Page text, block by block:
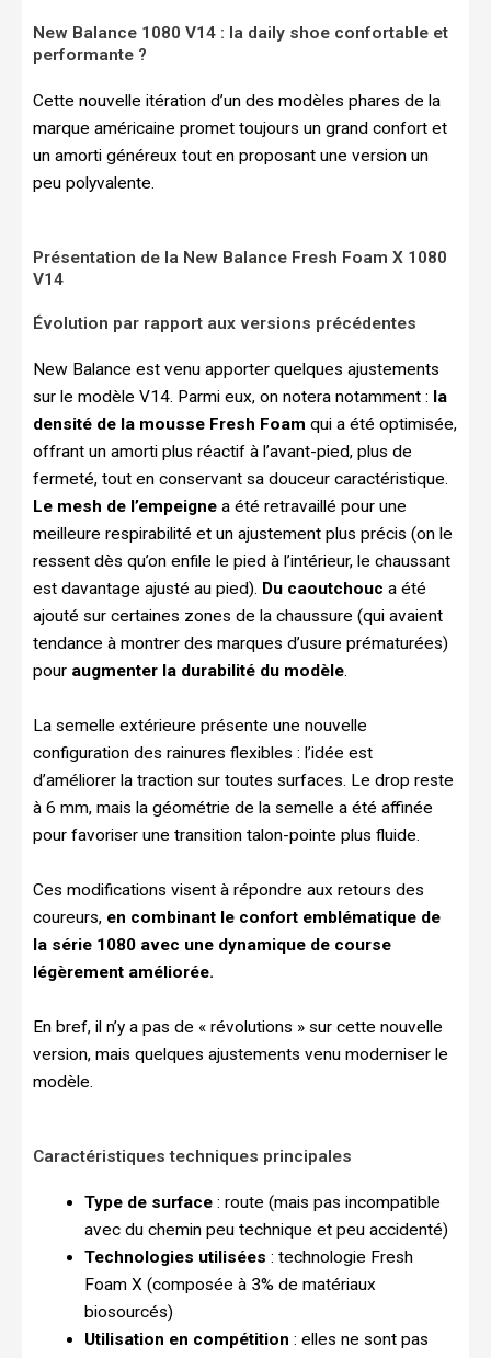
New Balance 1080 V14 : la daily shoe confortable et
performante ?
Cette nouvelle itération d’un des modèles phares de la
marque américaine promet toujours un grand confort et
un amorti généreux tout en proposant une version un
peu polyvalente.
Présentation de la New Balance Fresh Foam X 1080
V14
Évolution par rapport aux versions précédentes
New Balance est venu apporter quelques ajustements
sur le modèle V14. Parmi eux, on notera notamment : la
densité de la mousse Fresh Foam qui a été optimisée,
offrant un amorti plus réactif à l’avant-pied, plus de
fermeté, tout en conservant sa douceur caractéristique.
Le mesh de l’empeigne a été retravaillé pour une
meilleure respirabilité et un ajustement plus précis (on le
ressent dès qu’on enfile le pied à l’intérieur, le chaussant
est davantage ajusté au pied). Du caoutchouc a été
ajouté sur certaines zones de la chaussure (qui avaient
tendance à montrer des marques d’usure prématurées)
pour augmenter la durabilité du modèle.
La semelle extérieure présente une nouvelle
configuration des rainures flexibles : l’idée est
d’améliorer la traction sur toutes surfaces. Le drop reste
à 6 mm, mais la géométrie de la semelle a été affinée
pour favoriser une transition talon-pointe plus fluide.
Ces modifications visent à répondre aux retours des
coureurs, en combinant le confort emblématique de
la série 1080 avec une dynamique de course
légèrement améliorée.
En bref, il n’y a pas de « révolutions » sur cette nouvelle
version, mais quelques ajustements venu moderniser le
modèle.
Caractéristiques techniques principales
Type de surface: route (mais pas incompatible
avec du chemin peu technique et peu accidenté)
Technologies utilisées : technologie Fresh
Foam X (composée à 3% de matériaux
biosourcés)
Utilisation en compétition : elles ne sont pas